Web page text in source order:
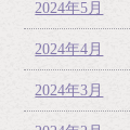
2024年5月
2024年4月
2024年3月